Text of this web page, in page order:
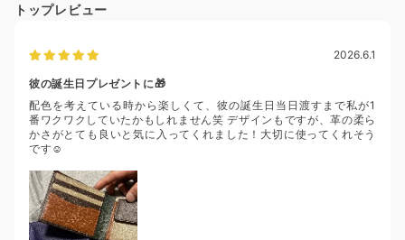
トップレビュー
2026.6.1
彼の誕生日プレゼントに🎁
配色を考えている時から楽しくて、彼の誕生日当日渡すまで私が1
番ワクワクしていたかもしれません笑 デザインもですが、革の柔ら
かさがとても良いと気に入ってくれました！大切に使ってくれそう
です☺️